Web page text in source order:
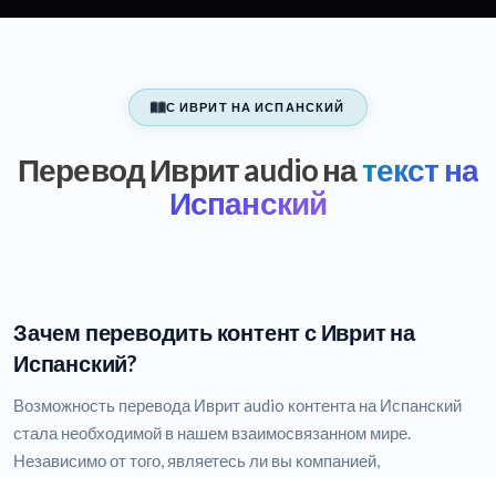
С ИВРИТ НА ИСПАНСКИЙ
Перевод Иврит audio натекст на
Испанский
Зачем переводить контент с Иврит на
Испанский?
Возможность перевода Иврит audio контента на Испанский
стала необходимой в нашем взаимосвязанном мире.
Независимо от того, являетесь ли вы компанией,